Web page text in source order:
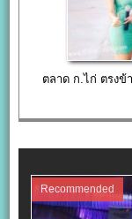
ตลาด ก.ไก่ ตรง
Recommended